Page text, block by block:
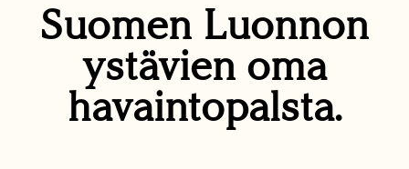
Suomen Luonnon
ystävien oma
havaintopalsta.